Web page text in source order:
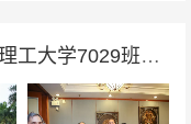
毕业五十载，今朝再一起丨华南理工大学7029班毕业50周年聚会